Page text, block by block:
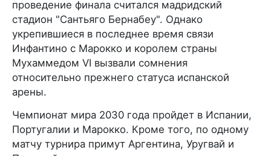
проведение финала считался мадридский
стадион "Сантьяго Бернабеу". Однако
укрепившиеся в последнее время связи
Инфантино с Марокко и королем страны
Мухаммедом VI вызвали сомнения
относительно прежнего статуса испанской
арены.
Чемпионат мира 2030 года пройдет в Испании,
Португалии и Марокко. Кроме того, по одному
матчу турнира примут Аргентина, Уругвай и